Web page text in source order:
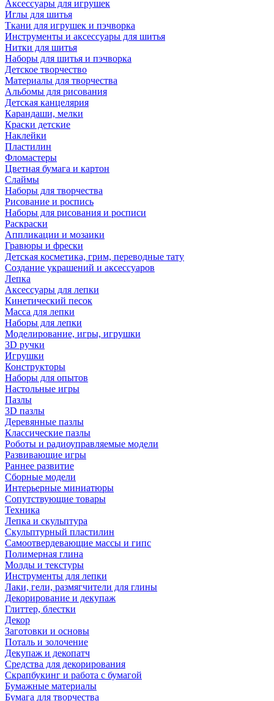
Аксессуары для игрушек
Иглы для шитья
Ткани для игрушек и пэчворка
Инструменты и аксессуары для шитья
Нитки для шитья
Наборы для шитья и пэчворка
Детское творчество
Материалы для творчества
Альбомы для рисования
Детская канцелярия
Карандаши, мелки
Краски детские
Наклейки
Пластилин
Фломастеры
Цветная бумага и картон
Слаймы
Наборы для творчества
Рисование и роспись
Наборы для рисования и росписи
Раскраски
Аппликации и мозаики
Гравюры и фрески
Детская косметика, грим, переводные тату
Создание украшений и аксессуаров
Лепка
Аксессуары для лепки
Кинетический песок
Масса для лепки
Наборы для лепки
Моделирование, игры, игрушки
3D ручки
Игрушки
Конструкторы
Наборы для опытов
Настольные игры
Пазлы
3D пазлы
Деревянные пазлы
Классические пазлы
Роботы и радиоуправляемые модели
Развивающие игры
Раннее развитие
Сборные модели
Интерьерные миниатюры
Сопутствующие товары
Техника
Лепка и скульптура
Скульптурный пластилин
Самоотвердевающие массы и гипс
Полимерная глина
Молды и текстуры
Инструменты для лепки
Лаки, гели, размягчители для глины
Декорирование и декупаж
Глиттер, блестки
Декор
Заготовки и основы
Поталь и золочение
Декупаж и декопатч
Средства для декорирования
Скрапбукинг и работа с бумагой
Бумажные материалы
Бумага для творчества